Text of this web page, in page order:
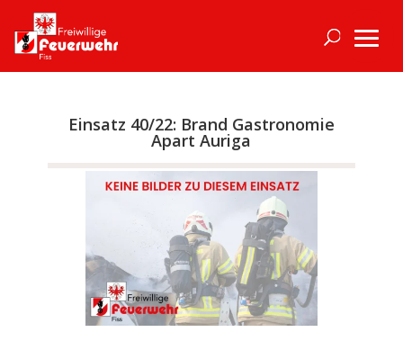
Einsatz 40/22: Brand Gastronomie
Apart Auriga